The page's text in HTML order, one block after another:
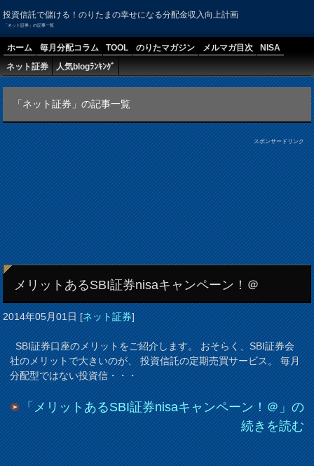
投資信託で儲ける！のりたまの幸せになる分配金収入向上計画
「ネット証券」の記事一覧
ホーム 毎月分配コラム TOOL のりたマガジン メルマガ目次
NISA
ネット証券
人気blogﾗﾝｷﾝｸﾞ
「ネット証券」の記事一覧
スポンサードリンク
メリットあるSBI証券nisaキャンペーン！＠
2014年05月01日[ネット証券]
SBI証券口座のメリットをご紹介します。 おそらく、SBI証券会
社のメリットで大きいのが、 投資信託の定期売買サービス。 毎月
分配型ではない投資信・・・
「メリットあるSBI証券nisaキャンペーン！＠」の
続きを読む